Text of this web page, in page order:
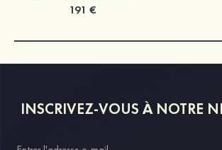
191 €
INSCRIVEZ-VOUS À NOTRE